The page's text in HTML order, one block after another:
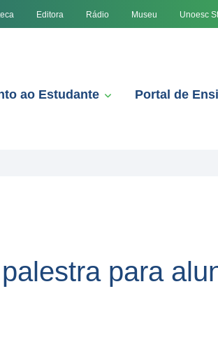
Editora Rádio Museu Unoesc
ao Estudante Portal de
para